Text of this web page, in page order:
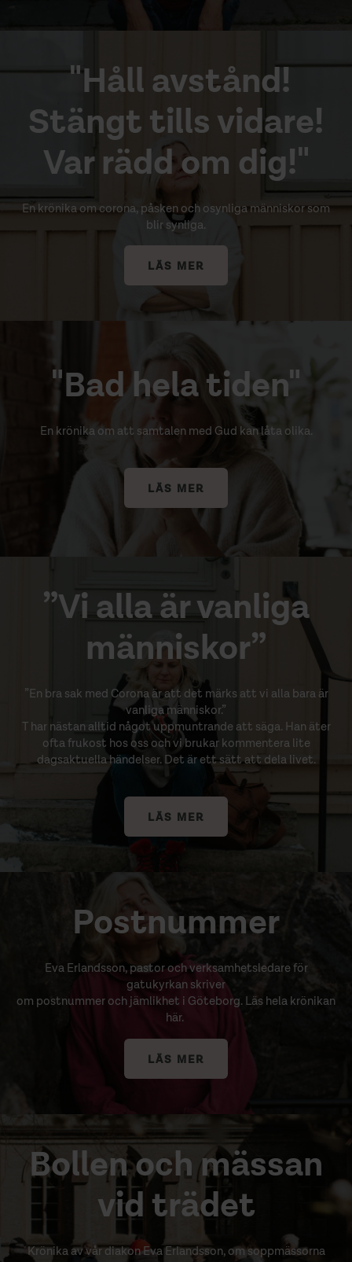
"Håll avstånd!
Stängt tills vidare!
Var rädd om dig!"
En krönika om corona, påsken och osynliga människor som
blir synliga.
LÄS MER
"Bad hela tiden"
En krönika om att samtalen med Gud kan låta olika.
LÄS MER
”Vi alla är vanliga
människor”
”En bra sak med Corona är att det märks att vi alla bara är
vanliga människor.”⁠
⁠T har nästan alltid något uppmuntrande att säga. Han äter
ofta frukost hos oss och vi brukar kommentera lite
dagsaktuella händelser. Det är ett sätt att dela livet.⁠
LÄS MER
Postnummer
Eva Erlandsson, pastor och verksamhetsledare för
gatukyrkan skriver
om postnummer och jämlikhet i Göteborg. Läs hela krönikan
här.
LÄS MER
Bollen och mässan
vid trädet
Krönika av vår diakon Eva Erlandsson, om soppmässorna